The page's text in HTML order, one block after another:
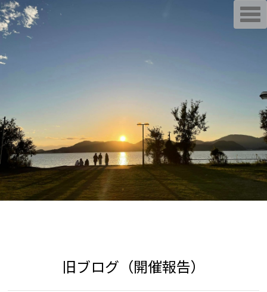
旧ブログ（開催報告）
T
o
g
o